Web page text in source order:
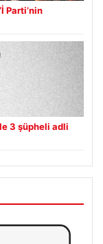
Parti’nin
3 şüpheli adli